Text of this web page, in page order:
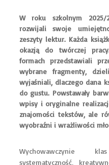
W roku szkolnym 2025/
rozwijali swoje
zeszyty lektur. Każda
okazją do twórczej
formach przedstawiali
wybrane fragmenty,
wyjaśniali, dlaczego dana
do gustu. Powstawały
wpisy i oryginalne
znajomości tekstów, ale
wyobraźni i wrażliwości
Wychowawczynie
systematyczność,